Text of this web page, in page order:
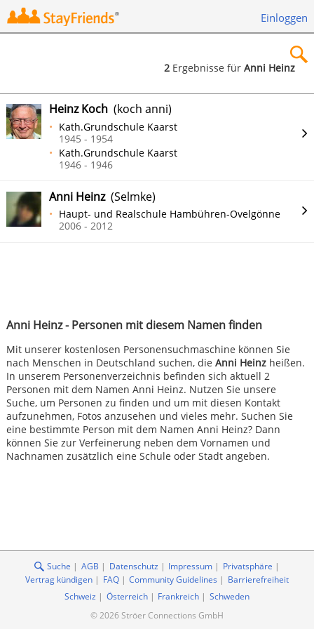
Einloggen
Suchen
2 Ergebnisse fürAnni Heinz
Anni Heinz - Personen mit diesem Namen finden
Mit unserer kostenlosen Personensuchmaschine können Sie
nach Menschen in Deutschland suchen, die Anni Heinzheißen.
In unserem Personenverzeichnis befinden sich aktuell 2
Personen mit dem Namen Anni Heinz. Nutzen Sie unsere
Suche, um Personen zu finden und um mit diesen Kontakt
aufzunehmen, Fotos anzusehen und vieles mehr. Suchen Sie
eine bestimmte Person mit dem Namen Anni Heinz? Dann
können Sie zur Verfeinerung neben dem Vornamen und
Nachnamen zusätzlich eine Schule oder Stadt angeben.
Heinz Koch (koch anni)
Kath.Grundschule Kaarst
1945 - 1954
Kath.Grundschule Kaarst
1946 - 1946
Anni Heinz(Selmke)
Haupt- und Realschule Hambühren-Ovelgönne
2006 - 2012
Suche AGB Datenschutz Impressum
Privatsphäre
Vertrag kündigen
FAQ Community Guidelines
Barrierefreiheit
Schweiz
Österreich Frankreich
Schweden
© 2026 Ströer Connections GmbH